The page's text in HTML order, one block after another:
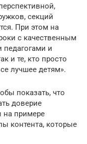
секций
При этом на
с качественным
и
и те, кто просто
лучшее детям».
показать, что
доверие
на примере
контента, которые